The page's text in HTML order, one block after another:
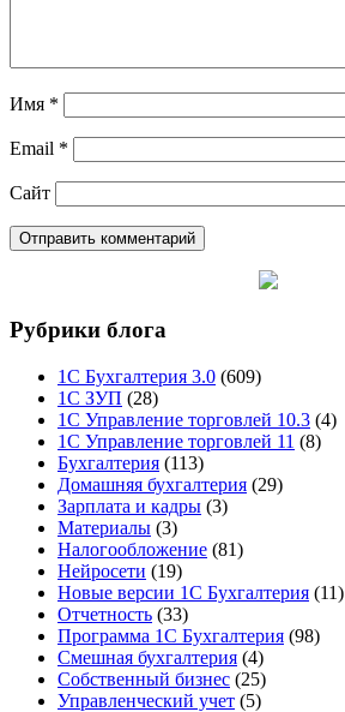
Имя *
Email *
Сайт
Рубрики блога
1С Бухгалтерия 3.0 (609)
1С ЗУП (28)
1С Управление торговлей 10.3 (4)
1С Управление торговлей 11 (8)
Бухгалтерия (113)
Домашняя бухгалтерия (29)
Зарплата и кадры (3)
Материалы (3)
Налогообложение (81)
Нейросети (19)
Новые версии 1С Бухгалтерия (11)
Отчетность (33)
Программа 1С Бухгалтерия (98)
Смешная бухгалтерия (4)
Собственный бизнес (25)
Управленческий учет (5)